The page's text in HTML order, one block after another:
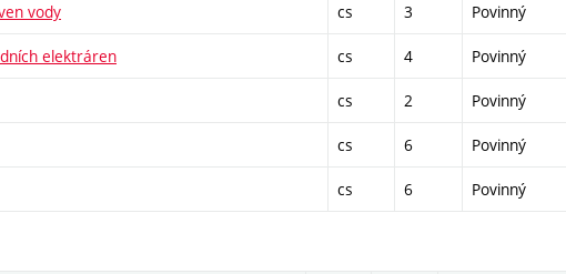
vody cs 3 Povinný
elektráren cs 4 Povinný
cs 2 Povinný
cs 6 Povinný
cs 6 Povinný